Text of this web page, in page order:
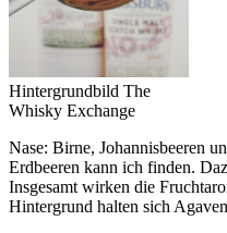
Hintergrundbild The
Whisky Exchange
Nase: Birne, Johannisbeeren
Erdbeeren kann ich finden.
Insgesamt wirken die
Hintergrund halten sich